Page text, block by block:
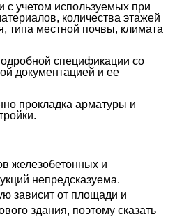
с учетом используемых при
количества этажей
типа местной почвы, климата
спецификации со
документацией и ее
прокладка арматуры и
железобетонных и
непредсказуема.
зависит от площади и
здания, поэтому сказать